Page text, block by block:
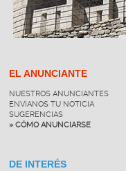
EL ANUNCIANTE
NUESTROS ANUNCIANTES
ENVÍANOS TU NOTICIA
SUGERENCIAS
» CÓMO ANUNCIARSE
DE INTERÉS